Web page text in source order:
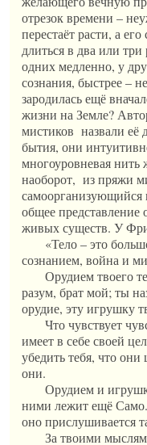
отрезок времени –
перестаёт расти, а
длиться в два или три
одних медленно, у
сознания, быстрее –
зародилась ещё
жизни на Земле?
мистиков назвали
бытия, они
многоуровневая
наоборот, из пряжи
самоорганизующийся
общее представление
живых существ. У
«Тело – это
сознанием, война и
Орудием твоего
разум, брат мой; ты
орудие, эту игрушку
Что чувствует
имеет в себе своей
убедить тебя, что
они.
Орудием и
ними лежит ещё
оно прислушивается
За твоими мыслями